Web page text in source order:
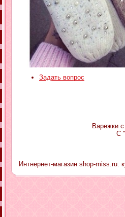
Задать вопрос
Варежки
С
Интнернет-магазин shop-miss.ru: